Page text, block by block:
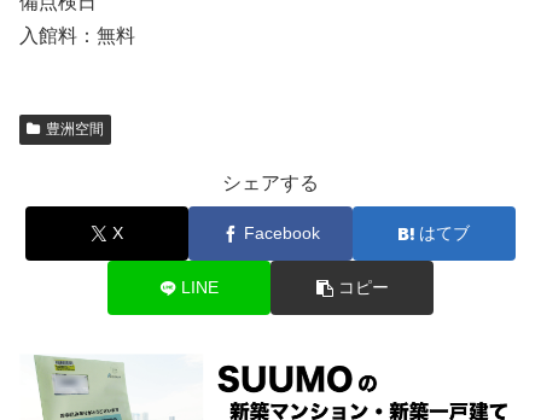
入館料：無料
豊洲空間
シェアする
X Facebook はてブ
LINE コピー